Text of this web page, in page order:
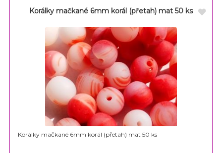
Korálky mačkané 6mm korál (přetah) mat 50 ks
Korálky mačkané 6mm korál (přetah) mat 50 ks